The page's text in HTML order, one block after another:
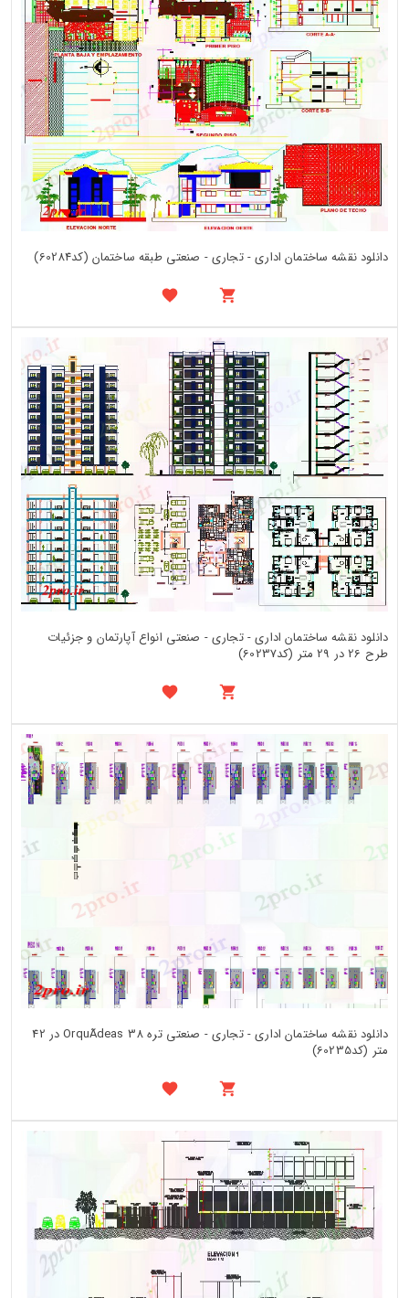
دانلود نقشه ساختمان اداری - تجاری - صنعتی طبقه ساختمان (کد60284)
دانلود نقشه ساختمان اداری - تجاری - صنعتی انواع آپارتمان و جزئیات
طرح 26 در 29 متر (کد60237)
دانلود نقشه ساختمان اداری - تجاری - صنعتی تره OrquÃdeas 38 در 42
متر (کد60235)